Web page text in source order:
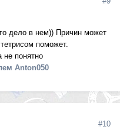
дело в нем)) Причин может
поможет.
не понятно
Anton050
#10